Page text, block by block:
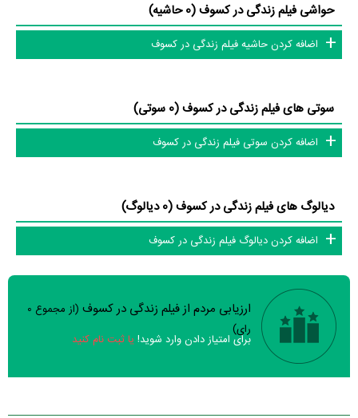
حواشی فیلم زندگی در کسوف (0 حاشیه)
اضافه کردن حاشیه فیلم زندگی در کسوف
سوتی های فیلم زندگی در کسوف (0 سوتی)
اضافه کردن سوتی فیلم زندگی در کسوف
دیالوگ های فیلم زندگی در کسوف (0 دیالوگ)
اضافه کردن دیالوگ فیلم زندگی در کسوف
سوالات نظرسنجی ( 8 سوال)
ارزیابی مردم از فیلم زندگی در کسوف (از مجموع 0
رای)
برای امتیاز دادن وارد شوید! یا ثبت نام کنید